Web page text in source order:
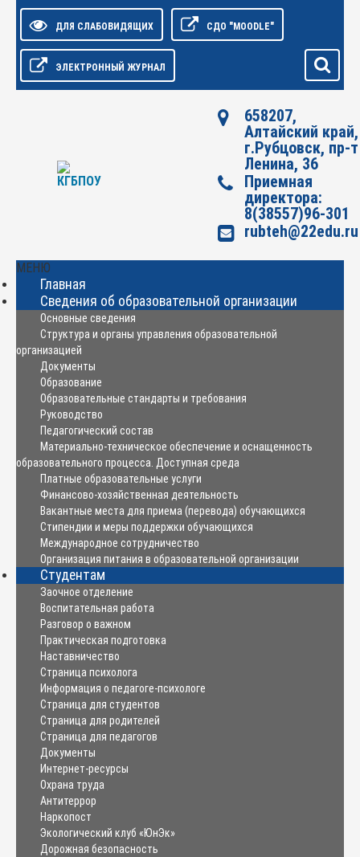
ДЛЯ СЛАБОВИДЯЩИХ СДО "MOODLE"
ЭЛЕКТРОННЫЙ ЖУРНАЛ
658207,
Алтайский край,
г.Рубцовск, пр-т
Ленина, 36
Приемная
директора:
8(38557)96-301
rubteh@22edu.ru
МЕНЮ
Главная
Сведения об образовательной организации
Основные сведения
Структура и органы управления образовательной
организацией
Документы
Образование
Образовательные стандарты и требования
Руководство
Педагогический состав
Материально-техническое обеспечение и оснащенность
образовательного процесса. Доступная среда
Платные образовательные услуги
Финансово-хозяйственная деятельность
Вакантные места для приема (перевода) обучающихся
Стипендии и меры поддержки обучающихся
Международное сотрудничество
Организация питания в образовательной организации
Студентам
Заочное отделение
Воспитательная работа
Разговор о важном
Практическая подготовка
Наставничество
Страница психолога
Информация о педагоге-психологе
Страница для студентов
Страница для родителей
Страница для педагогов
Документы
Интернет-ресурсы
Охрана труда
Антитеррор
Наркопост
Экологический клуб «ЮнЭк»
Дорожная безопасность